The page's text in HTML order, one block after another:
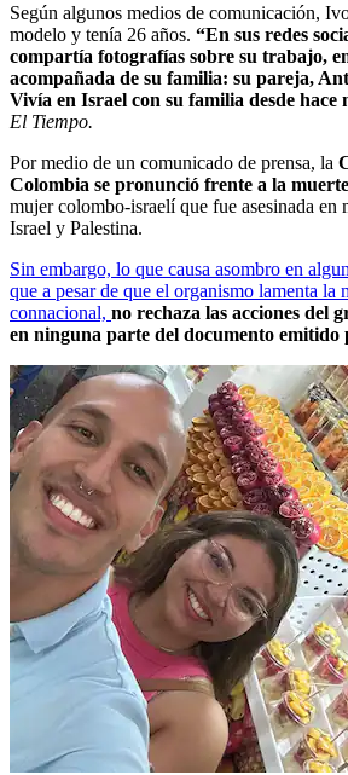
Según algunos medios de comunicación,
modelo y tenía 26 años. “En sus redes
compartía fotografías sobre su trabajo,
acompañada de su familia: su pareja,
Vivía en Israel con su familia desde hace
El Tiempo.
Por medio de un comunicado de prensa, la
Colombia se pronunció frente a la
mujer colombo-israelí que fue asesinada
Israel y Palestina.
Sin embargo, lo que causa asombro en
que a pesar de que el organismo lamenta la
connacional, no rechaza las acciones del
en ninguna parte del documento emitido